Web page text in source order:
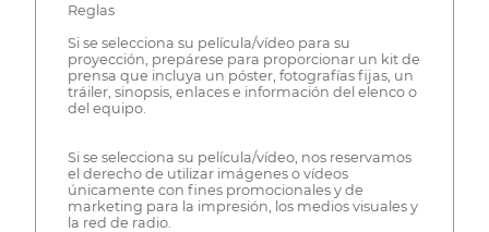
Reglas
Si se selecciona su película/vídeo para su
proyección, prepárese para proporcionar un kit de
prensa que incluya un póster, fotografías fijas, un
tráiler, sinopsis, enlaces e información del elenco o
del equipo.
Si se selecciona su película/vídeo, nos reservamos
el derecho de utilizar imágenes o vídeos
únicamente con fines promocionales y de
marketing para la impresión, los medios visuales y
la red de radio.